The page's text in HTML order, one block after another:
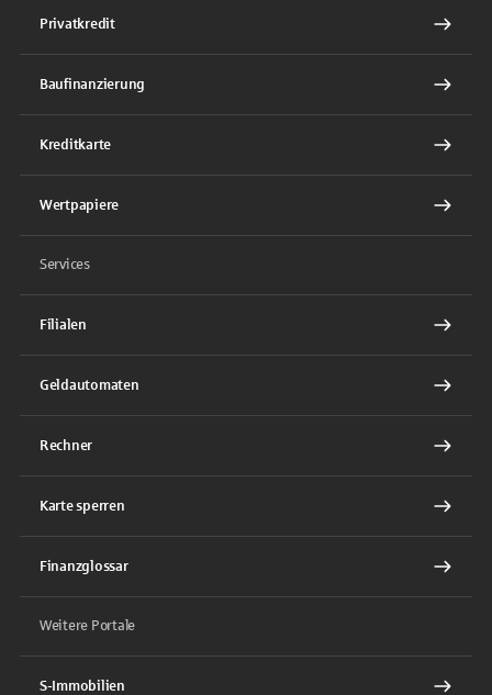
Privatkredit
Baufinanzierung
Kreditkarte
Wertpapiere
Services
Filialen
Geldautomaten
Rechner
Karte sperren
Finanzglossar
Weitere Portale
S-Immobilien